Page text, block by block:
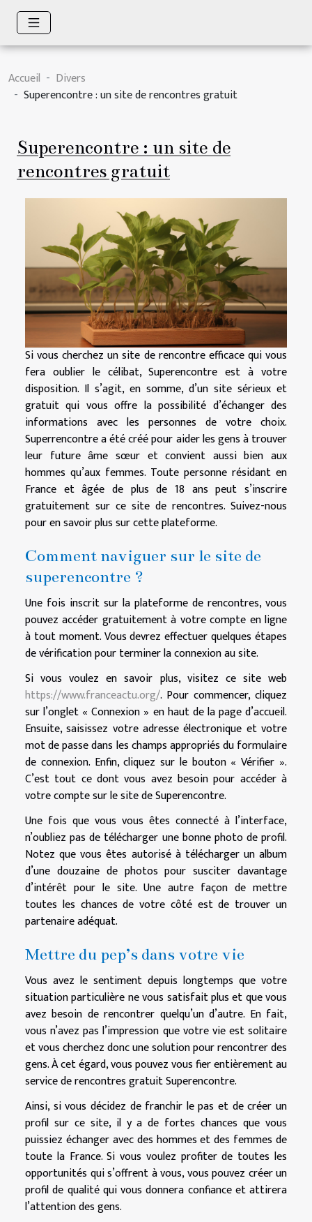
Accueil
Divers
Superencontre : un site de rencontres gratuit
Superencontre : un site de
rencontres gratuit
Si vous cherchez un site de rencontre efficace qui vous
fera oublier le célibat, Superencontre est à votre
disposition. Il s’agit, en somme, d’un site sérieux et
gratuit qui vous offre la possibilité d’échanger des
informations avec les personnes de votre choix.
Superrencontre a été créé pour aider les gens à trouver
leur future âme sœur et convient aussi bien aux
hommes qu’aux femmes. Toute personne résidant en
France et âgée de plus de 18 ans peut s’inscrire
gratuitement sur ce site de rencontres. Suivez-nous
pour en savoir plus sur cette plateforme.
Comment naviguer sur le site de
superencontre ?
Une fois inscrit sur la plateforme de rencontres, vous
pouvez accéder gratuitement à votre compte en ligne
à tout moment. Vous devrez effectuer quelques étapes
de vérification pour terminer la connexion au site.
Si vous voulez en savoir plus, visitez ce site web
https://www.franceactu.org/. Pour commencer, cliquez
sur l’onglet « Connexion » en haut de la page d’accueil.
Ensuite, saisissez votre adresse électronique et votre
mot de passe dans les champs appropriés du formulaire
de connexion. Enfin, cliquez sur le bouton « Vérifier ».
C’est tout ce dont vous avez besoin pour accéder à
votre compte sur le site de Superencontre.
Une fois que vous vous êtes connecté à l’interface,
n’oubliez pas de télécharger une bonne photo de profil.
Notez que vous êtes autorisé à télécharger un album
d’une douzaine de photos pour susciter davantage
d’intérêt pour le site. Une autre façon de mettre
toutes les chances de votre côté est de trouver un
partenaire adéquat.
Mettre du pep’s dans votre vie
Vous avez le sentiment depuis longtemps que votre
situation particulière ne vous satisfait plus et que vous
avez besoin de rencontrer quelqu’un d’autre. En fait,
vous n’avez pas l’impression que votre vie est solitaire
et vous cherchez donc une solution pour rencontrer des
gens. À cet égard, vous pouvez vous fier entièrement au
service de rencontres gratuit Superencontre.
Ainsi, si vous décidez de franchir le pas et de créer un
profil sur ce site, il y a de fortes chances que vous
puissiez échanger avec des hommes et des femmes de
toute la France. Si vous voulez profiter de toutes les
opportunités qui s’offrent à vous, vous pouvez créer un
profil de qualité qui vous donnera confiance et attirera
l’attention des gens.